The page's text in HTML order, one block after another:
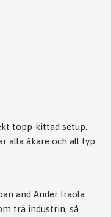
topp-kittad setup.
alla åkare och all typ
and Ander Iraola.
trä industrin, så